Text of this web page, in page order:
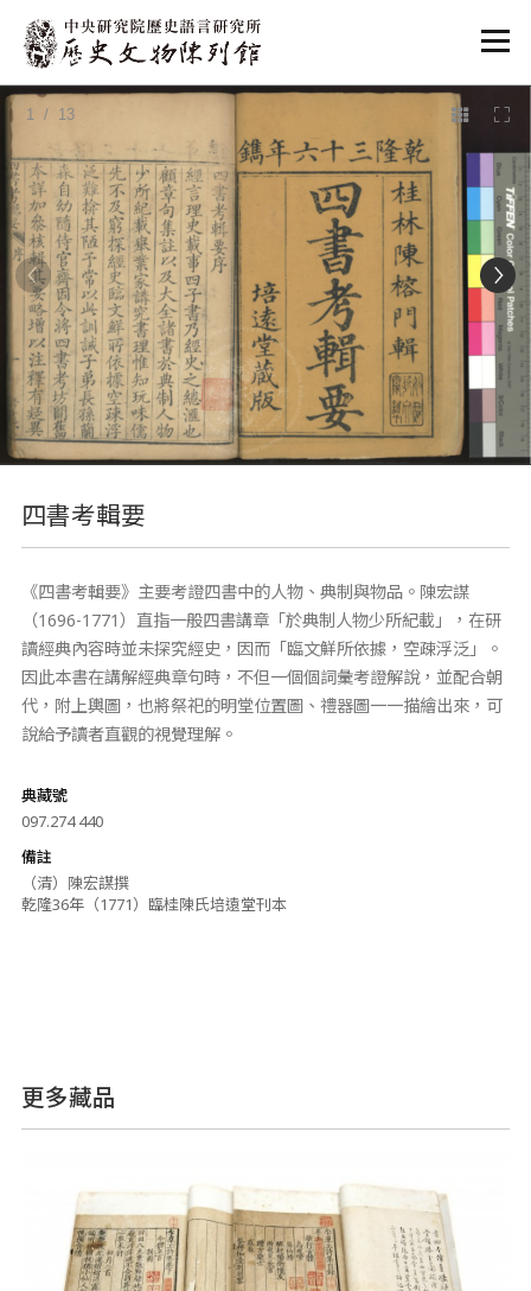
:::
1 / 13
四書考輯要
《四書考輯要》主要考證四書中的人物、典制與物品。陳宏謀
（1696-1771）直指一般四書講章「於典制人物少所紀載」，在研
讀經典內容時並未探究經史，因而「臨文鮮所依據，空疎浮泛」。
因此本書在講解經典章句時，不但一個個詞彙考證解說，並配合朝
代，附上輿圖，也將祭祀的明堂位置圖、禮器圖一一描繪出來，可
說給予讀者直觀的視覺理解。
典藏號
097.274 440
備註
（清）陳宏謀撰
乾隆36年（1771）臨桂陳氏培遠堂刊本
更多藏品